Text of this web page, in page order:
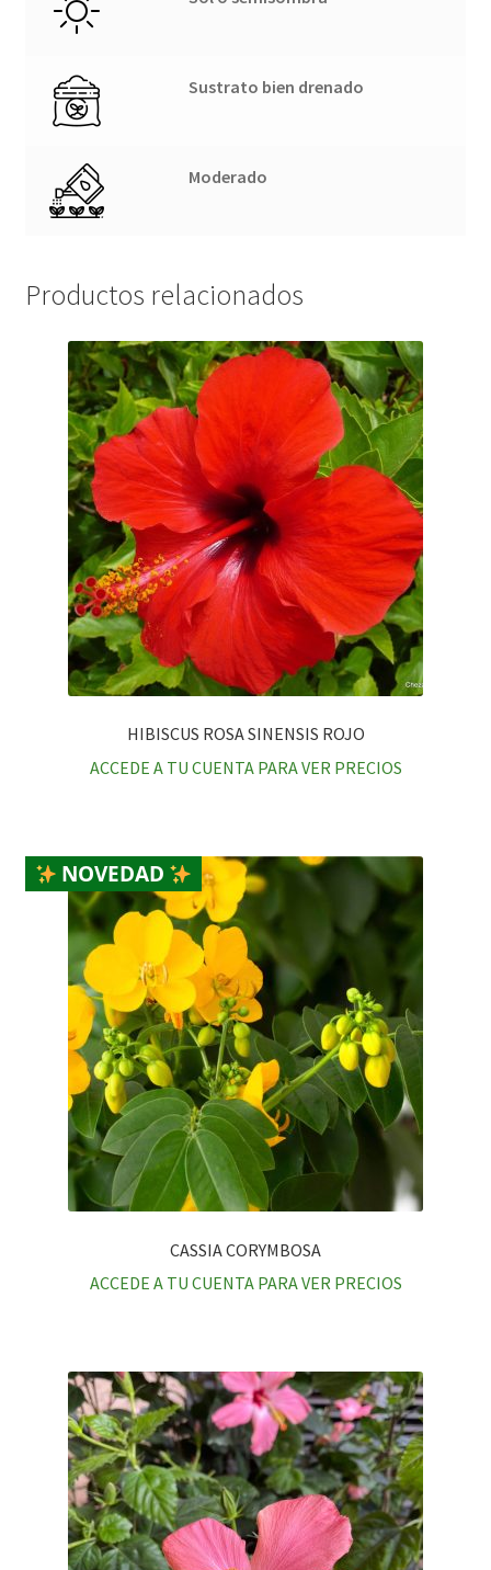
Sustrato bien drenado
Moderado
Productos relacionados
HIBISCUS ROSA SINENSIS ROJO
ACCEDE A TU CUENTA PARA VER PRECIOS
NOVEDAD
CASSIA CORYMBOSA
ACCEDE A TU CUENTA PARA VER PRECIOS